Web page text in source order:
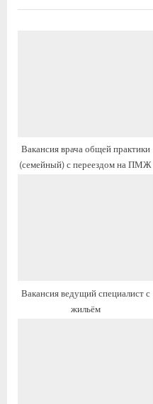
д
д
Вакансия врача общей практики
(семейный) с переездом на ПМЖ
Вакансия ведущий специалист с
жильём